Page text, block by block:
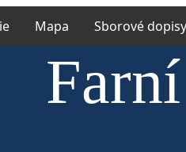
Mapa Sborové dopisy